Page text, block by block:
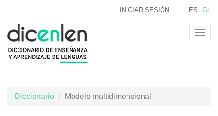
contido
principal
ES GL
INICIAR SESIÓN
Diccionario Modelo multidimensional